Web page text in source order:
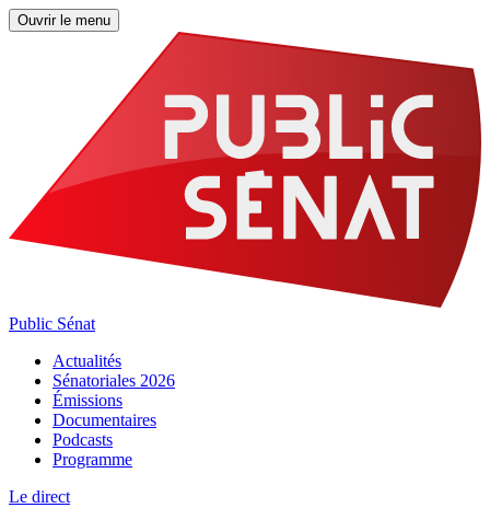
Ouvrir le menu
Public Sénat
Actualités
Sénatoriales 2026
Émissions
Documentaires
Podcasts
Programme
Le direct